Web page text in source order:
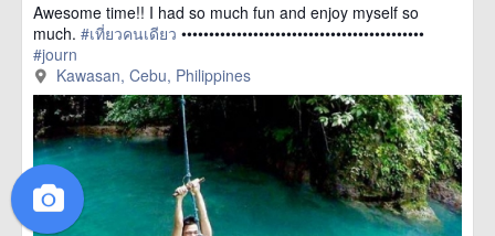
Awesome time!! I had so much fun and enjoy myself so
much. #เที่ยวคนเดียว ••••••••••••••••••••••••••••••••••••••••••••
#journ
href=https://m.thetrippacker.com/th/image/
more
Kawasan, Cebu, Philippines